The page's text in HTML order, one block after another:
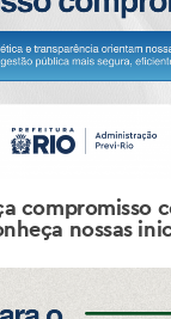
compromisso
nossas